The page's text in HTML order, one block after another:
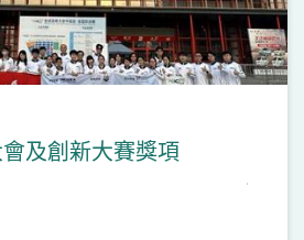
及創新大賽獎項